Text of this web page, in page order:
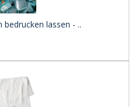
lassen - ..